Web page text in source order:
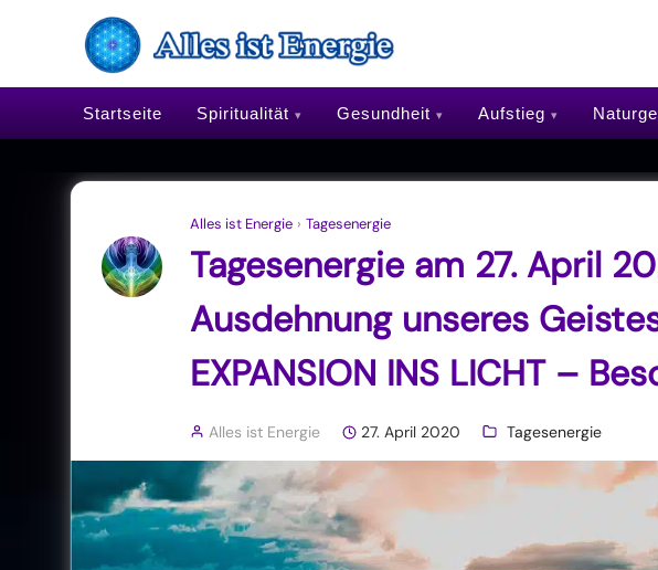
Startseite Spiritualität Gesundheit Aufstieg
Alles ist Energie › Tagesenergie
Tagesenergie am 27. April
Ausdehnung unseres
EXPANSION INS LICHT –
Alles ist Energie 27. April 2020 Tagesenergie